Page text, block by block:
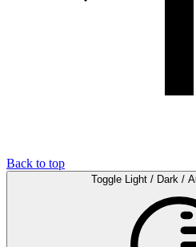
Back to top
Toggle Light / Dark /